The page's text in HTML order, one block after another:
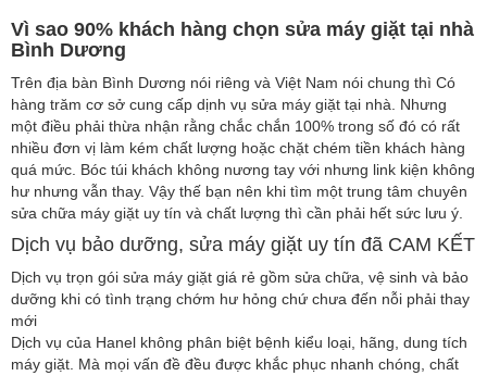
Vì sao 90% khách hàng chọn sửa máy giặt tại nhà
Bình Dương
Trên địa bàn Bình Dương nói riêng và Việt Nam nói chung thì Có
hàng trăm cơ sở cung cấp dịnh vụ sửa máy giặt tại nhà. Nhưng
một điều phải thừa nhận rằng chắc chắn 100% trong số đó có rất
nhiều đơn vị làm kém chất lượng hoặc chặt chém tiền khách hàng
quá mức. Bóc túi khách không nương tay với nhưng link kiện không
hư nhưng vẫn thay. Vậy thế bạn nên khi tìm một trung tâm chuyên
sửa chữa máy giặt uy tín và chất lượng thì cần phải hết sức lưu ý.
Dịch vụ bảo dưỡng, sửa máy giặt uy tín đã CAM KẾT
Dịch vụ trọn gói sửa máy giặt giá rẻ gồm sửa chữa, vệ sinh và bảo
dưỡng khi có tình trạng chớm hư hỏng chứ chưa đến nỗi phải thay
mới
Dịch vụ của Hanel không phân biệt bệnh kiểu loại, hãng, dung tích
máy giặt. Mà mọi vấn đề đều được khắc phục nhanh chóng, chất